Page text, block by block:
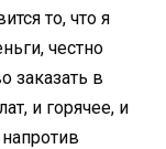
то, что я
честно
заказать в
и горячее, и